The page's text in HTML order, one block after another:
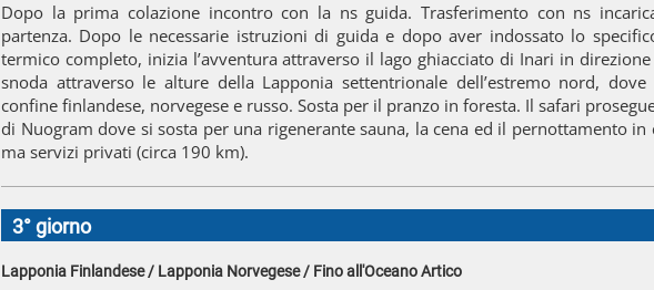
Dopo la prima colazione incontro con la ns guida. Trasferimento con ns
partenza. Dopo le necessarie istruzioni di guida e dopo aver indossato lo
termico completo, inizia l’avventura attraverso il lago ghiacciato di Inari in
snoda attraverso le alture della Lapponia settentrionale dell’estremo nord,
confine finlandese, norvegese e russo. Sosta per il pranzo in foresta. Il safari
di Nuogram dove si sosta per una rigenerante sauna, la cena ed il pernottamento in
ma servizi privati (circa 190 km).
3° giorno
Lapponia Finlandese / Lapponia Norvegese / Fino all'Oceano Artico